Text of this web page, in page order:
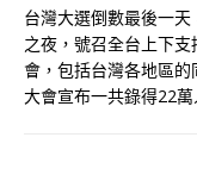
台灣大選倒數最後一
之夜，號召全台上下
會，包括台灣各地區的
大會宣布一共錄得22